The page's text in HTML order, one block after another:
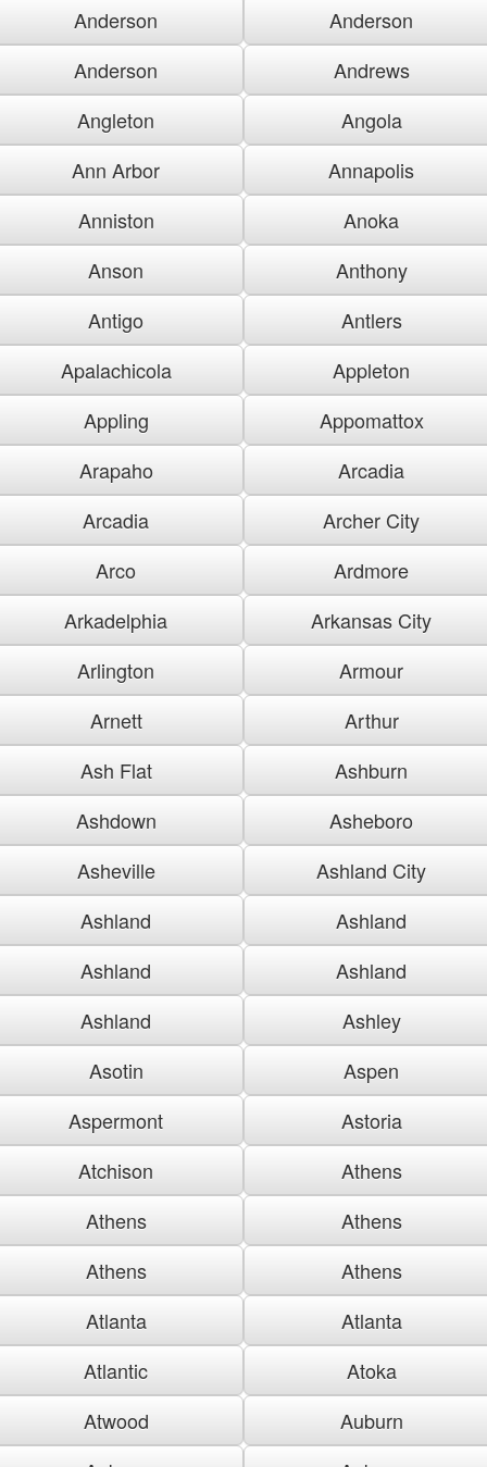
Anderson
Anderson
Anderson
Andrews
Angleton
Angola
Ann Arbor
Annapolis
Anniston
Anoka
Anson
Anthony
Antigo
Antlers
Apalachicola
Appleton
Appling
Appomattox
Arapaho
Arcadia
Arcadia
Archer City
Arco
Ardmore
Arkadelphia
Arkansas City
Arlington
Armour
Arnett
Arthur
Ash Flat
Ashburn
Ashdown
Asheboro
Asheville
Ashland City
Ashland
Ashland
Ashland
Ashland
Ashland
Ashley
Asotin
Aspen
Aspermont
Astoria
Atchison
Athens
Athens
Athens
Athens
Athens
Atlanta
Atlanta
Atlantic
Atoka
Atwood
Auburn